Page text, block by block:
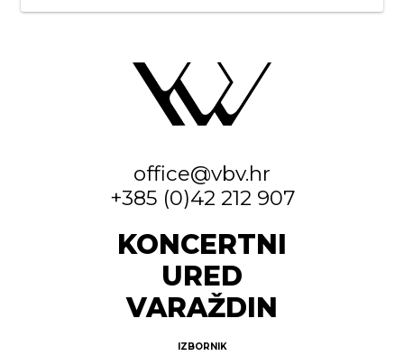
office@vbv.hr
+385 (0)42 212 907
KONCERTNI
URED
VARAŽDIN
IZBORNIK